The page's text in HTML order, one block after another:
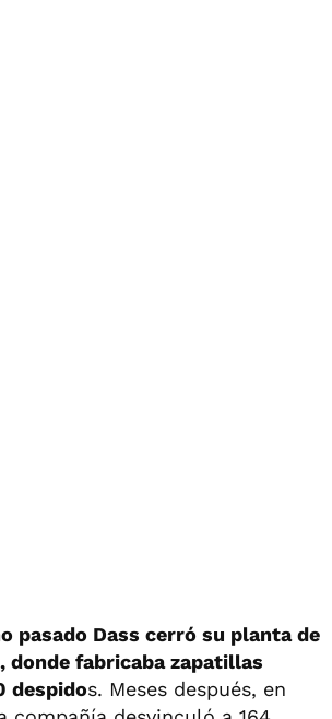
pasado Dass cerró su planta de
donde fabricaba zapatillas
despidos. Meses después, en